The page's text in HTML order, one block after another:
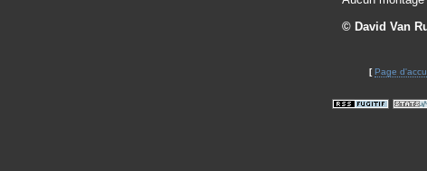
© David Van
[Page